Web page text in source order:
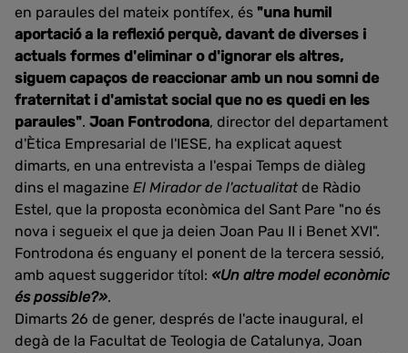
en paraules del mateix pontífex, és "una humil
aportació a la reflexió perquè, davant de diverses i
actuals formes d'eliminar o d'ignorar els altres,
siguem capaços de reaccionar amb un nou somni de
fraternitat i d'amistat social que no es quedi en les
paraules". Joan Fontrodona, director del departament
d'Ètica Empresarial de l'IESE, ha explicat aquest
dimarts, en una entrevista a l'espai Temps de diàleg
dins el magazine El Mirador de l'actualitat de Ràdio
Estel, que la proposta econòmica del Sant Pare "no és
nova i segueix el que ja deien Joan Pau II i Benet XVI".
Fontrodona és enguany el ponent de la tercera sessió,
amb aquest suggeridor títol: «Un altre model econòmic
és possible?».
Dimarts 26 de gener, després de l'acte inaugural, el
degà de la Facultat de Teologia de Catalunya, Joan